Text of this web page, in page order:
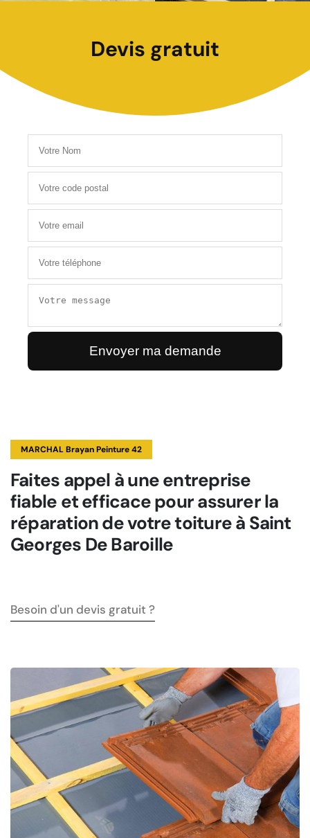
Devis gratuit
MARCHAL Brayan Peinture 42
Faites appel à une entreprise
fiable et efficace pour assurer la
réparation de votre toiture à Saint
Georges De Baroille
Besoin d'un devis gratuit ?